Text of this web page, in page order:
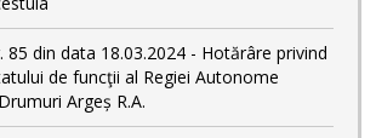
85 din data 18.03.2024 - Hotărâre privind
de funcţii al Regiei Autonome
Argeș R.A.